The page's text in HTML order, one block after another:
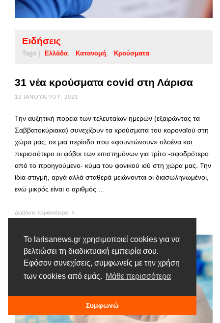
Το larisanews.gr χρησιμοποιεί cookies για να
βελτιώσει τη διαδικτυακή εμπειρία σου.
Εφόσον συνεχίσεις, συμφωνείς με την χρήση
των cookies από εμάς. Μάθε περισσότερα
Συμφωνώ
Ειδήσεις
Tags | Ελλάδα Κατανομή Κρούσματα
31 νέα κρούσματα covid στη Λάρισα
12 ΙΑΝΟΥΑΡΊΟΥ, 2021
Την αυξητική πορεία των τελευταίων ημερών (εξαιρώντας τα
Σαββατοκύριακα) συνεχίζουν τα κρούσματα του κοροναϊού στη
χώρα μας, σε μια περίοδο που «φουντώνουν» ολοένα και
περισσότερο οι φόβοι των επιστημόνων για τρίτο -σφοδρότερο
από το προηγούμενο- κύμα του φονικού ιού στη χώρα μας. Την
ίδια στιγμή, αργά αλλά σταθερά μειώνονται οι διασωληνωμένοι,
ενώ μικρός είναι ο αριθμός …
Διαβάστε περισσότερα